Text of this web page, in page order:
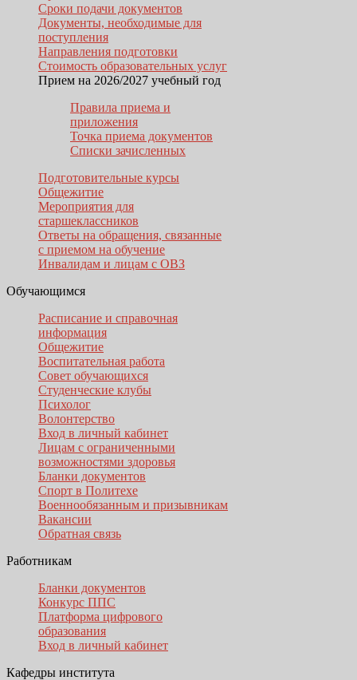
Сроки подачи документов
Документы, необходимые для
поступления
Направления подготовки
Стоимость образовательных услуг
Прием на 2026/2027 учебный год
Правила приема и
приложения
Точка приема документов
Списки зачисленных
Подготовительные курсы
Общежитие
Мероприятия для
старшеклассников
Ответы на обращения, связанные
с приемом на обучение
Инвалидам и лицам с ОВЗ
Обучающимся
Расписание и справочная
информация
Общежитие
Воспитательная работа
Совет обучающихся
Студенческие клубы
Психолог
Волонтерство
Вход в личный кабинет
Лицам с ограниченными
возможностями здоровья
Бланки документов
Спорт в Политехе
Военнообязанным и призывникам
Вакансии
Обратная связь
Работникам
Бланки документов
Конкурс ППС
Платформа цифрового
образования
Вход в личный кабинет
Кафедры института